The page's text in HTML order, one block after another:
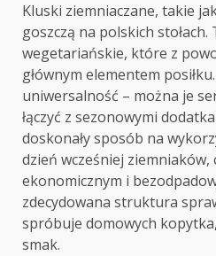
Kluski ziemniaczane, takie
goszczą na polskich stołach.
wegetariańskie, które z
głównym elementem
uniwersalność – można je
łączyć z sezonowymi
doskonały sposób na
dzień wcześniej ziemniaków,
ekonomicznym i
zdecydowana struktura
spróbuje domowych
smak.